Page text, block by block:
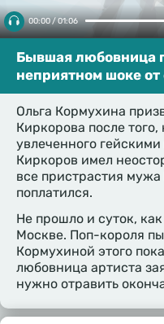
00:00 / 01:06
Бывшая любовница
неприятном шоке от
Ольга Кормухина
Киркорова после
увлеченного
Киркоров имел
все пристрастия мужа
поплатился.
Не прошло и суток,
Москве. Поп-короля
Кормухиной этого
любовница артиста
нужно отравить